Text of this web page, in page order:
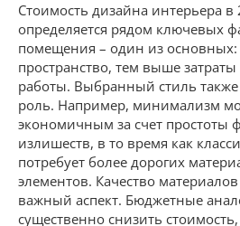
Стоимость дизайна интерьера в
определяется рядом ключевых
помещения – один из
пространство, тем выше
работы. Выбранный стиль
роль. Например, минимализм
экономичным за счет простоты
излишеств, в то время как
потребует более дорогих
элементов. Качество
важный аспект. Бюджетные
существенно снизить